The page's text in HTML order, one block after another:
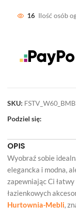
16 Ilość osób
SKU:
Podziel się:
OPIS
Wyobraź sobie
elegancka i modna,
zapewniając Ci
łazienkowych
Hurtownia-Mebli,